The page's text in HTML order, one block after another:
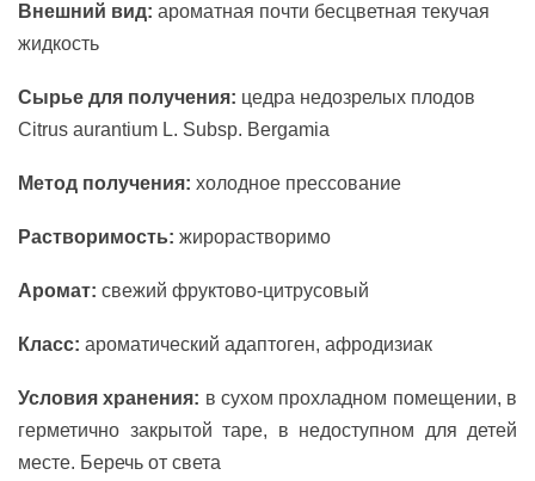
Внешний вид: ароматная почти бесцветная текучая
жидкость
Сырье для получения: цедра недозрелых плодов
Citrus aurantium L. Subsp. Bergamia
Метод получения: холодное прессование
Растворимость: жирорастворимо
Аромат: свежий фруктово-цитрусовый
Класс: ароматический адаптоген, афродизиак
Условия хранения: в сухом прохладном помещении, в
герметично закрытой таре, в недоступном для детей
месте. Беречь от света